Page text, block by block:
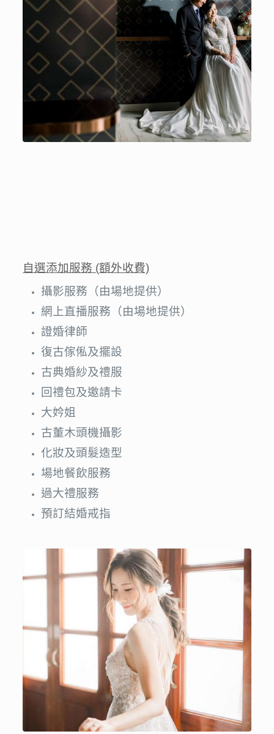
自選添加服務 (額外收費)
攝影服務（由場地提供）
網上直播服務（由場地提供）
證婚律師
復古傢俬及擺設
古典婚紗及禮服
回禮包及邀請卡
大妗姐
古董木頭機攝影
化妝及頭髮造型
場地餐飲服務
過大禮服務
預訂結婚戒指